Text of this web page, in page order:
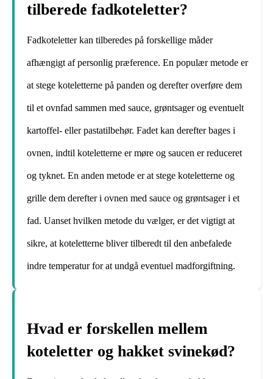
tilberede fadkoteletter?
Fadkoteletter kan tilberedes på forskellige måder
afhængigt af personlig præference. En populær metode er
at stege koteletterne på panden og derefter overføre dem
til et ovnfad sammen med sauce, grøntsager og eventuelt
kartoffel- eller pastatilbehør. Fadet kan derefter bages i
ovnen, indtil koteletterne er møre og saucen er reduceret
og tyknet. En anden metode er at stege koteletterne og
grille dem derefter i ovnen med sauce og grøntsager i et
fad. Uanset hvilken metode du vælger, er det vigtigt at
sikre, at koteletterne bliver tilberedt til den anbefalede
indre temperatur for at undgå eventuel madforgiftning.
Hvad er forskellen mellem
koteletter og hakket svinekød?